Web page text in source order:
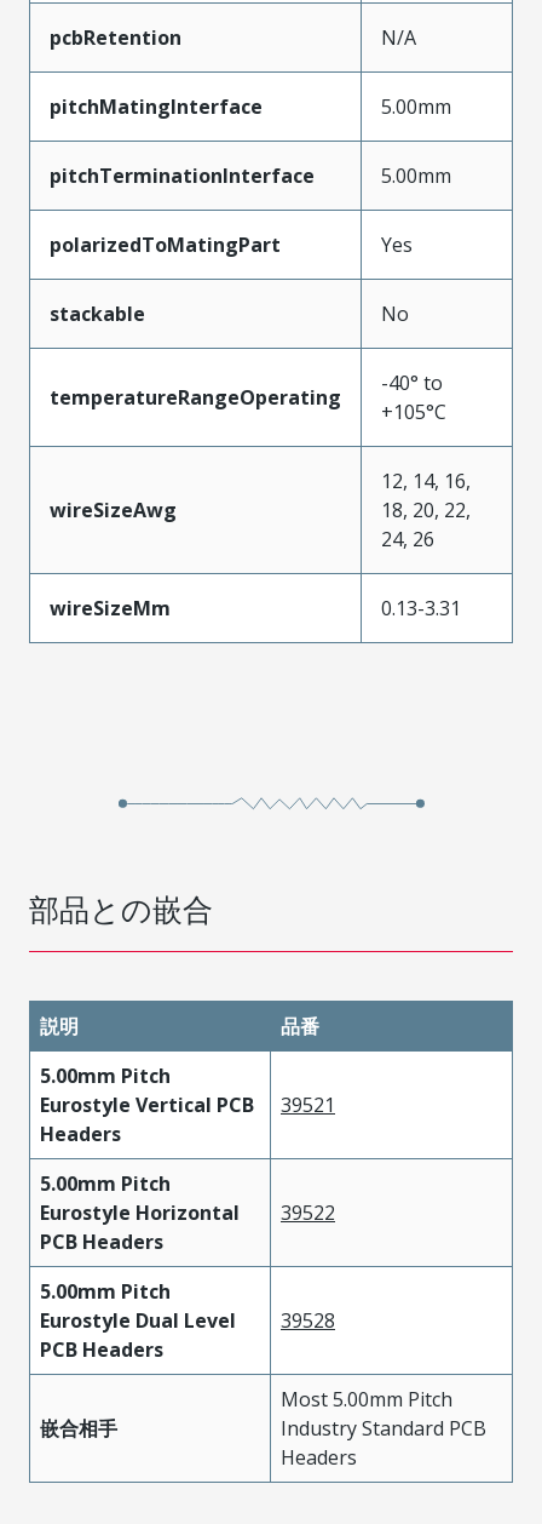
pcbRetention N/A
pitchMatingInterface 5.00mm
pitchTerminationInterface 5.00mm
polarizedToMatingPart Yes
stackable No
temperatureRangeOperating
-40° to
+105°C
wireSizeAwg
12, 14, 16,
18, 20, 22,
24, 26
wireSizeMm 0.13-3.31
部品との嵌合
説明
品番
5.00mm Pitch
Eurostyle Vertical PCB
Headers
39521
5.00mm Pitch
Eurostyle Horizontal
PCB Headers
39522
5.00mm Pitch
Eurostyle Dual Level
PCB Headers
39528
嵌合相手
Most 5.00mm Pitch
Industry Standard PCB
Headers